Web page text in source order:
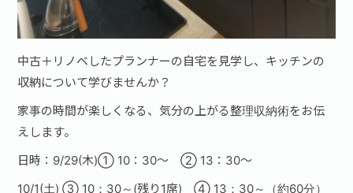
中古＋リノベしたプランナーの自宅を見学し、キッチンの
収納について学びませんか？
家事の時間が楽しくなる、気分の上がる整理収納術をお伝
えします。
日時：9/29(木)① 10：30～ ② 13：30～
10/1(土) ③ 10：30～(残り1席) ④ 13：30～（約60分）